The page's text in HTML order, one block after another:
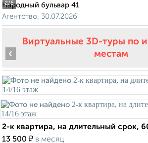
2/5
Народный бульвар 41
Агентство, 30.07.2026
Виртуальные 3D-туры по
местам
‹
2-к квартира, на длительный срок,
13 500 ₽ в месяц